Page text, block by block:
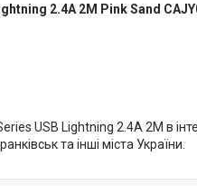
2.4A 2M Pink Sand
USB Lightning 2.4A 2M в
та інші міста України.